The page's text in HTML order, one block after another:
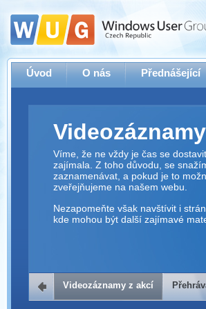
Úvod O nás Přednášející
Víme, že ne vždy je čas se
zajímala. Z toho důvodu, se
zaznamenávat, a pokud je to
zveřejňujeme na našem webu.
Nezapomeňte však navštívit i
kde mohou být další zajímavé
Přehrávač ve
Videozáznamy z akcí